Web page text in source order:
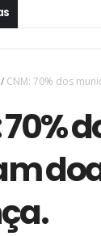
/ CNM: 70% dos
70%